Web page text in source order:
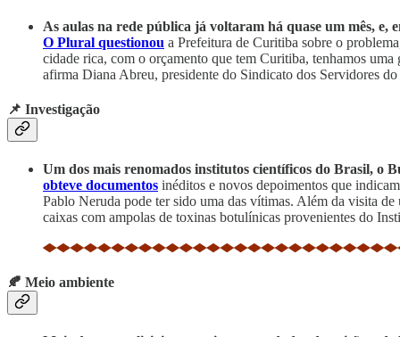
As aulas na rede pública já voltaram há quase um mês, e,
O Plural questionou a Prefeitura de Curitiba sobre o
cidade rica, com o orçamento que tem Curitiba, tenhamos
afirma Diana Abreu, presidente do Sindicato dos Servidores
📌 Investigação
Um dos mais renomados institutos científicos do Brasil, o
obteve documentos inéditos e novos depoimentos que
Pablo Neruda pode ter sido uma das vítimas. Além da visita
caixas com ampolas de toxinas botulínicas provenientes do
🍂 Meio ambiente